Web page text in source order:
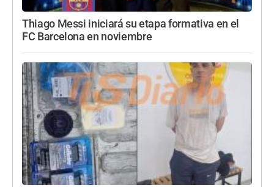
Thiago Messi iniciará su etapa formativa en el
FC Barcelona en noviembre